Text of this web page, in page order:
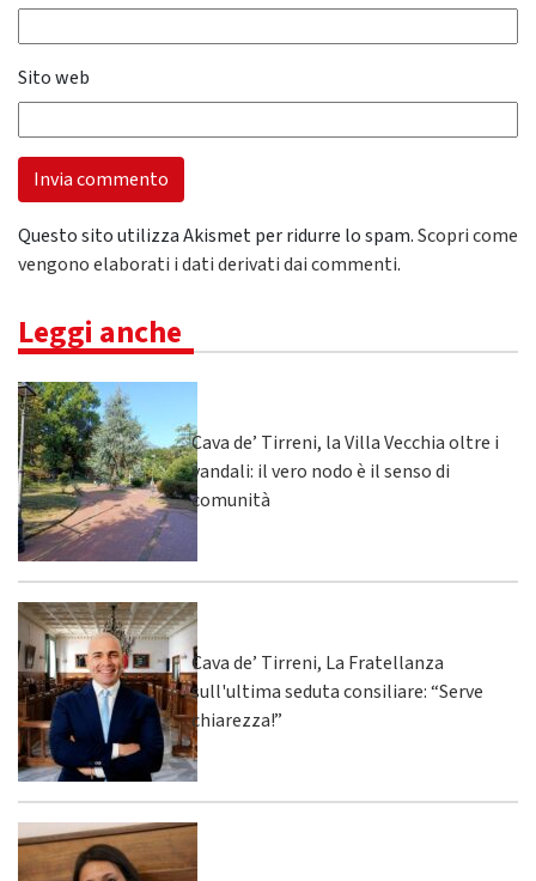
Sito web
Questo sito utilizza Akismet per ridurre lo spam.Scopri come
vengono elaborati i dati derivati dai commenti.
Leggi anche
Cava de’ Tirreni, la Villa Vecchia oltre i
vandali: il vero nodo è il senso di
comunità
Cava de’ Tirreni, La Fratellanza
sull'ultima seduta consiliare: “Serve
chiarezza!”